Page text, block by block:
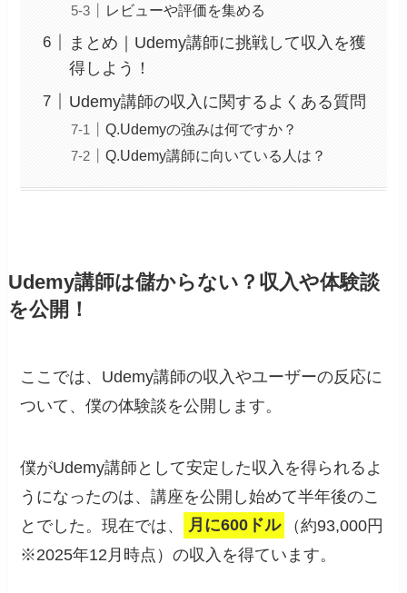
レビューや評価を集める
まとめ｜Udemy講師に挑戦して収入を獲
得しよう！
Udemy講師の収入に関するよくある質問
Q.Udemyの強みは何ですか？
Q.Udemy講師に向いている人は？
Udemy講師は儲からない？収入や体験談
を公開！
ここでは、Udemy講師の収入やユーザーの反応に
ついて、僕の体験談を公開します。
僕がUdemy講師として安定した収入を得られるよ
うになったのは、講座を公開し始めて半年後のこ
とでした。現在では、
月に600ドル
（約93,000円
※2025年12月時点）の収入を得ています。